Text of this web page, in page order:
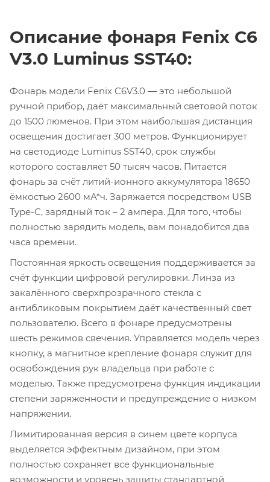
Описание фонаря Fenix C6
V3.0 Luminus SST40:
Фонарь модели Fenix C6V3.0 — это небольшой
ручной прибор, даёт максимальный световой поток
до 1500 люменов. При этом наибольшая дистанция
освещения достигает 300 метров. Функционирует
на светодиоде Luminus SST40, срок службы
которого составляет 50 тысяч часов. Питается
фонарь за счёт литий-ионного аккумулятора 18650
ёмкостью 2600 мА*ч. Заряжается посредством USB
Type-C, зарядный ток – 2 ампера. Для того, чтобы
полностью зарядить модель, вам понадобится два
часа времени.
Постоянная яркость освещения поддерживается за
счёт функции цифровой регулировки. Линза из
закалённого сверхпрозрачного стекла с
антибликовым покрытием даёт качественный свет
пользователю. Всего в фонаре предусмотрены
шесть режимов свечения. Управляется модель через
кнопку, а магнитное крепление фонаря служит для
освобождения рук владельца при работе с
моделью. Также предусмотрена функция индикации
степени заряженности и предупреждение о низком
напряжении.
Лимитированная версия в синем цвете корпуса
выделяется эффектным дизайном, при этом
полностью сохраняет все функциональные
возможности и уровень защиты стандартной